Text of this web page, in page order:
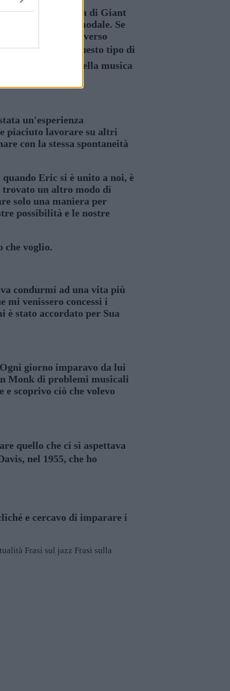
periodo, all'epoca di Giant
me il periodo modale. Se
straordinario, ma verso
è sempre questo tipo di
universale della musica
un'esperienza
piaciuto lavorare su altri
con la stessa spontaneità
Eric si è unito a noi, è
trovato un altro modo di
solo una maniera per
possibilità e le nostre
che voglio.
condurmi ad una vita più
venissero concessi i
stato accordato per Sua
giorno imparavo da lui
Monk di problemi musicali
scoprivo ciò che volevo
quello che ci si aspettava
nel 1955, che ho
e cercavo di imparare i
Frasi sul jazz Frasi sulla